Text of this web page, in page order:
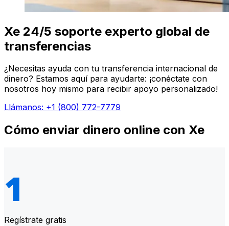
Xe 24/5 soporte experto global de
transferencias
¿Necesitas ayuda con tu transferencia internacional de
dinero? Estamos aquí para ayudarte: ¡conéctate con
nosotros hoy mismo para recibir apoyo personalizado!
Llámanos: +1 (800) 772-7779
Cómo enviar dinero online con Xe
Regístrate gratis